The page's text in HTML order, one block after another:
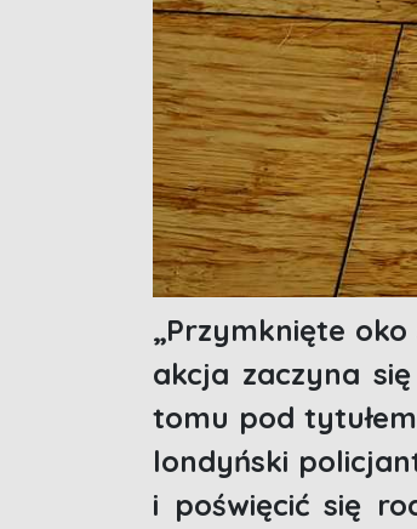
„Przymknięte
akcja zaczyna
tomu pod tytułem
londyński
i poświęcić się